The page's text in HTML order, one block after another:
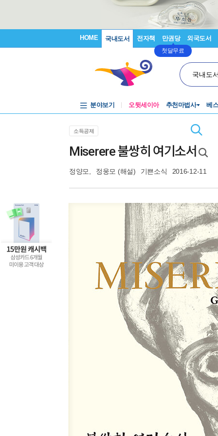
HOME 국내도서 전자책 만권당
첫달무료
외국도서
국내도
분야보기 오뒷세이아 추천마법사 베
소득공제
Miserere 불쌍히 여기소서
정양모 정웅모 (해설) 기쁜소식 2016-12-11